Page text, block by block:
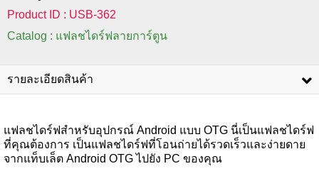
Product ID : USB-362
Catalog : แฟลชไดร์ฟลายการ์ตูน
รายละเอียดสินค้า
แฟลชไดร์ฟสำหรับอุปกรณ์ Android แบบ OTG นี่เป็นแฟลชไดร์ฟ
ที่คุณต้องการ เป็นแฟลชไดร์ฟที่โอนถ่ายได้รวดเร็วและง่ายดาย
จากแท็บเล็ต Android OTG ไปยัง PC ของคุณ